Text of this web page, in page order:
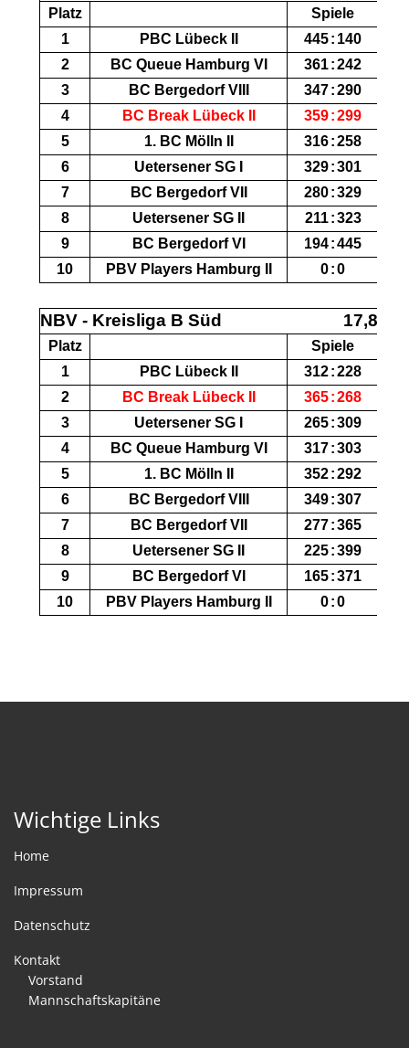
Wichtige Links
Home
Impressum
Datenschutz
Kontakt
Vorstand
Mannschaftskapitäne